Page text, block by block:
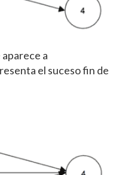
a
el suceso fin de